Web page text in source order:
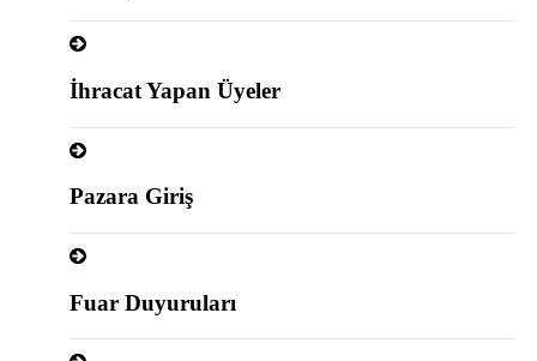
İhracat Yapan Üyeler
Pazara Giriş
Fuar Duyuruları